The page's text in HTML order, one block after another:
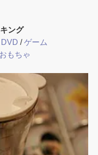
ング
DVD /ゲーム
おもちゃ